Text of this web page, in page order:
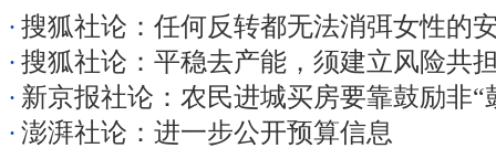
· 搜狐社论：任何反转都无法消弭女性的
· 搜狐社论：平稳去产能，须建立风险共
· 新京报社论：农民进城买房要靠鼓励非“
· 澎湃社论：进一步公开预算信息